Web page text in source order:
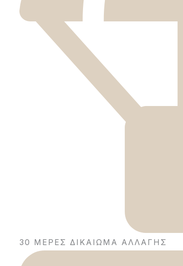
30 ΜΈΡΕΣ ΔΙΚΑΊΩΜΑ ΑΛΛΑΓΉΣ